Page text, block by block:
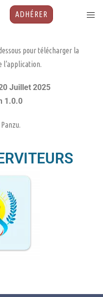
ADHÉRER
pour télécharger la
l’application.
Juillet 2025
1.0.0